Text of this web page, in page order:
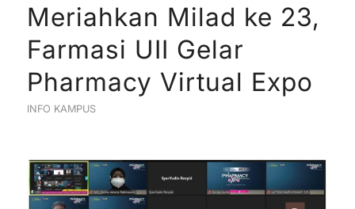
Meriahkan Milad ke 23,
Farmasi UII Gelar
Pharmacy Virtual Expo
INFO KAMPUS